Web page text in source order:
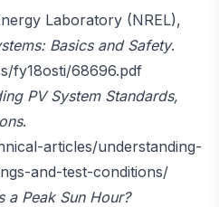
Laboratory (NREL),
Basics and Safety.
fy18osti/68696.pdf
PV System Standards,
.
articles/understanding-
and-test-conditions/
a Peak Sun Hour?